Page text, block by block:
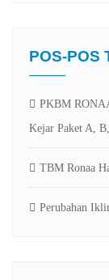
POS-POS
PKBM
Kejar Paket A,
TBM Ronaa
Perubahan